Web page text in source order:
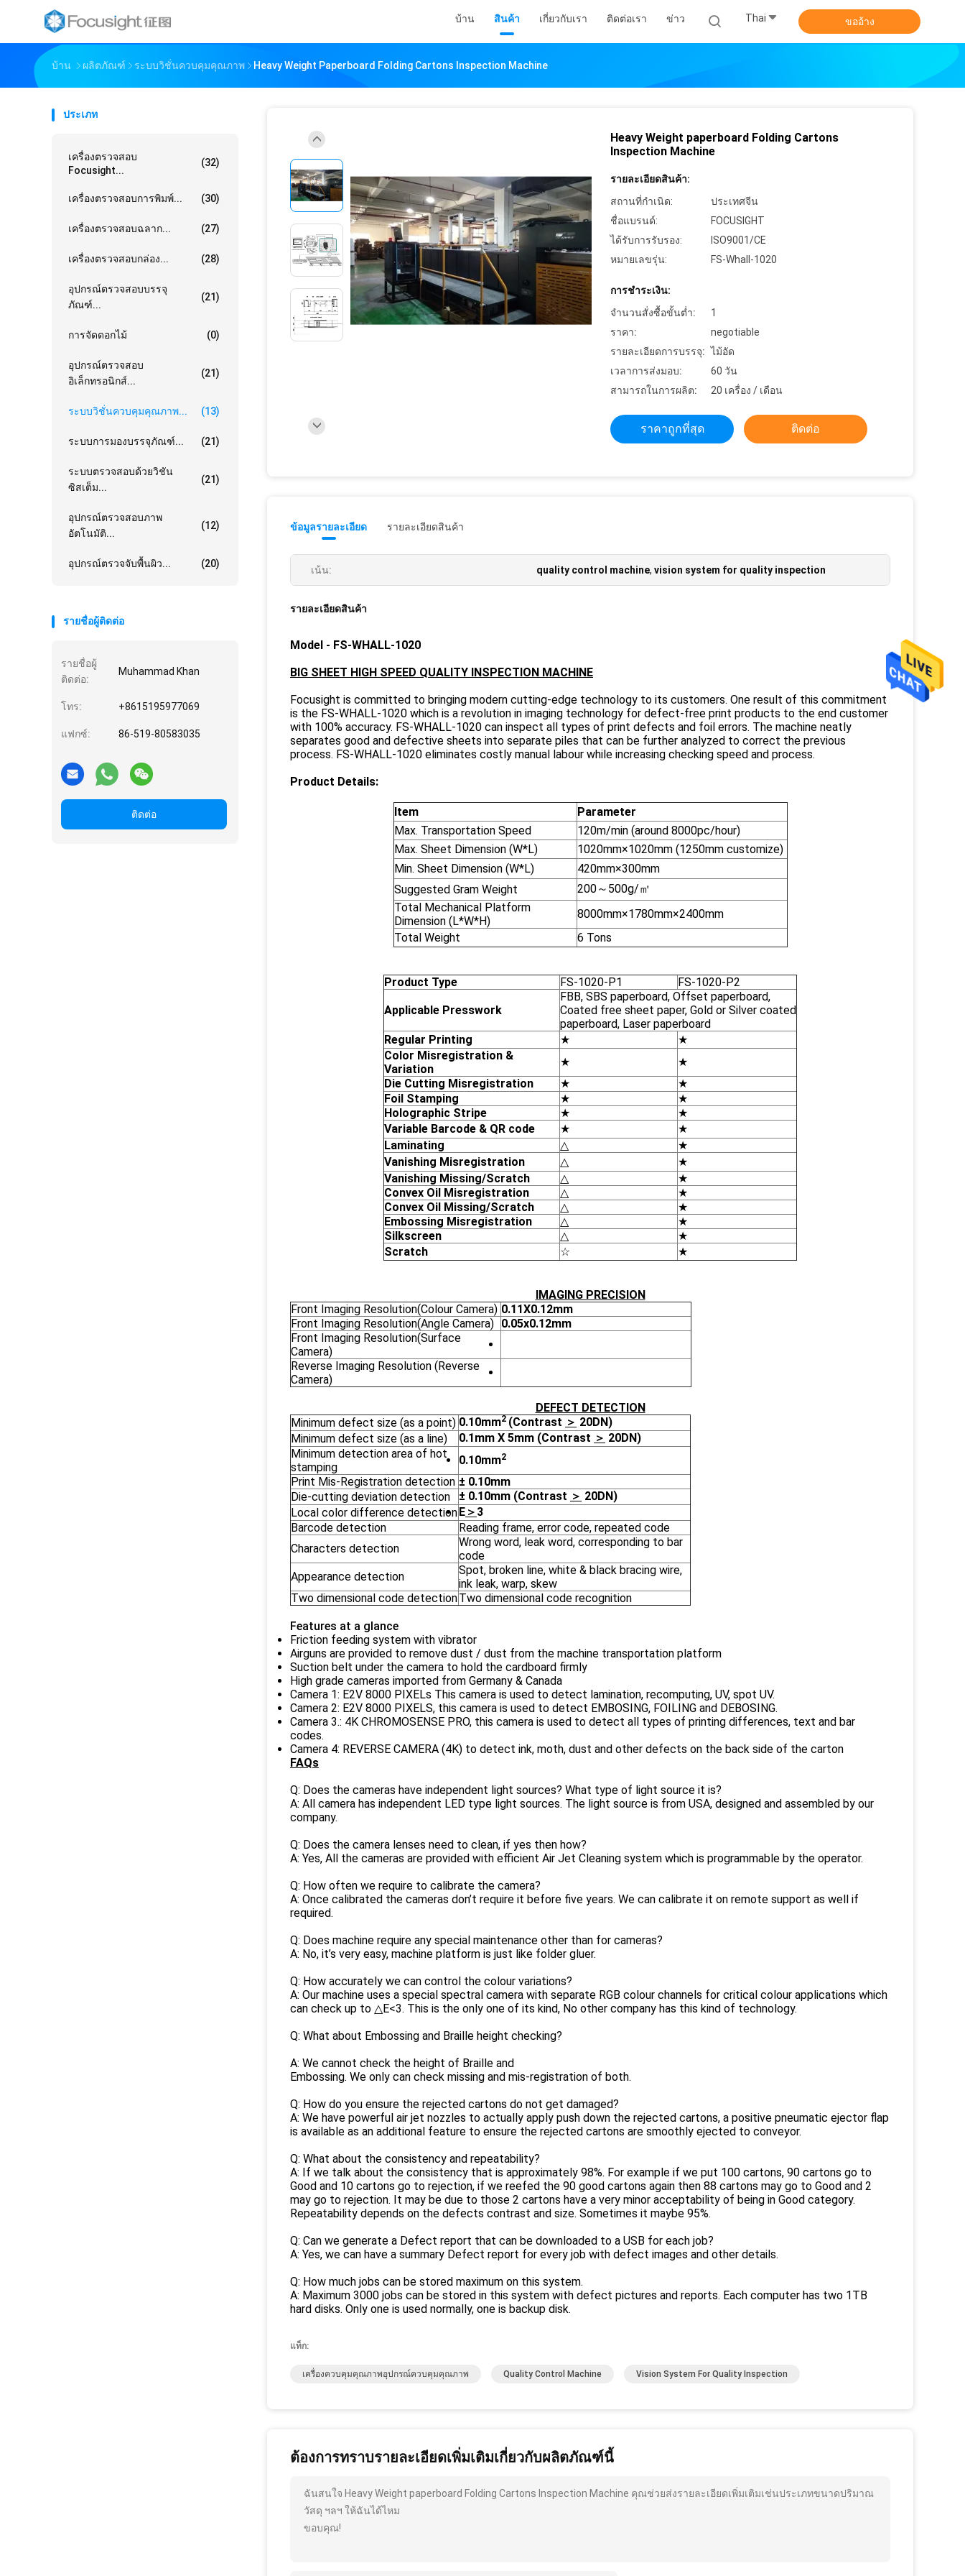
บ้าน สินค้า เกี่ยวกับเรา ติดต่อเรา ข่าว Thai ขออ้าง
บ้าน ผลิตภัณฑ์ ระบบวิชั่นควบคุมคุณภาพ Heavy Weight Paperboard Folding Cartons Inspection Machine
ประเภท
เครื่องตรวจสอบ
Focusight...
(32)
เครื่องตรวจสอบการพิมพ์... (30)
เครื่องตรวจสอบฉลาก... (27)
เครื่องตรวจสอบกล่อง... (28)
อุปกรณ์ตรวจสอบบรรจุ
ภัณฑ์...
(21)
การจัดดอกไม้ (0)
อุปกรณ์ตรวจสอบ
อิเล็กทรอนิกส์...
(21)
ระบบวิชั่นควบคุมคุณภาพ... (13)
ระบบการมองบรรจุภัณฑ์... (21)
ระบบตรวจสอบด้วยวิชัน
ซิสเต็ม...
(21)
อุปกรณ์ตรวจสอบภาพ
อัตโนมัติ...
(12)
อุปกรณ์ตรวจจับพื้นผิว... (20)
รายชื่อผู้ติดต่อ
รายชื่อผู้
ติดต่อ:
Muhammad Khan
โทร: +8615195977069
แฟกซ์: 86-519-80583035
ติดต่อ
Heavy Weight paperboard Folding Cartons
Inspection Machine
รายละเอียดสินค้า:
สถานที่กำเนิด:
ประเทศจีน
ชื่อแบรนด์:
FOCUSIGHT
ได้รับการรับรอง:
ISO9001/CE
หมายเลขรุ่น:
FS-Whall-1020
การชำระเงิน:
จำนวนสั่งซื้อขั้นต่ำ:
1
ราคา:
negotiable
รายละเอียดการบรรจุ: ไม้อัด
เวลาการส่งมอบ:
60 วัน
สามารถในการผลิต:
20 เครื่อง / เดือน
ราคาถูกที่สุด ติดต่อ
ข้อมูลรายละเอียด รายละเอียดสินค้า
เน้น: quality control machine, vision system for quality inspection
รายละเอียดสินค้า
Model - FS-WHALL-1020
BIG SHEET HIGH SPEED QUALITY INSPECTION MACHINE
Focusight is committed to bringing modern cutting-edge technology to its customers. One result of this commitment
is the FS-WHALL-1020 which is a revolution in imaging technology for defect-free print products to the end customer
with 100% accuracy. FS-WHALL-1020 can inspect all types of print defects and foil errors. The machine neatly
separates good and defective sheets into separate piles that can be further analyzed to correct the previous
process. FS-WHALL-1020 eliminates costly manual labour while increasing checking speed and process.
Product Details:
Item
Parameter
Max. Transportation Speed
120m/min (around 8000pc/hour)
Max. Sheet Dimension (W*L)
1020mm×1020mm (1250mm customize)
Min. Sheet Dimension (W*L)
420mm×300mm
Suggested Gram Weight
200～500g/㎡
Total Mechanical Platform
Dimension (L*W*H)
8000mm×1780mm×2400mm
Total Weight
6 Tons
Product Type FS-1020-P1 FS-1020-P2
Applicable Presswork
FBB, SBS paperboard, Offset paperboard,
Coated free sheet paper, Gold or Silver coated
paperboard, Laser paperboard
Regular Printing
★
★
Color Misregistration &
Variation
★
★
Die Cutting Misregistration
★
★
Foil Stamping
★
★
Holographic Stripe
★
★
Variable Barcode & QR code
★
★
Laminating
△
★
Vanishing Misregistration
△
★
Vanishing Missing/Scratch
△
★
Convex Oil Misregistration
△
★
Convex Oil Missing/Scratch
△
★
Embossing Misregistration △
★
Silkscreen
△
★
Scratch
☆ ★
IMAGING PRECISION
Front Imaging Resolution(Colour Camera) 0.11X0.12mm
Front Imaging Resolution(Angle Camera) 0.05x0.12mm
Front Imaging Resolution(Surface
Camera)
Reverse Imaging Resolution (Reverse
Camera)
DEFECT DETECTION
Minimum defect size (as a point) 0.10mm2 (Contrast ＞ 20DN)
Minimum defect size (as a line)
0.1mm X 5mm (Contrast ＞ 20DN)
Minimum detection area of hot
stamping
0.10mm2
Print Mis-Registration detection ± 0.10mm
Die-cutting deviation detection
± 0.10mm (Contrast ＞ 20DN)
Local color difference detectionE ＞ 3
Barcode detection
Reading frame, error code, repeated code
Characters detection
Wrong word, leak word, corresponding to bar
code
Appearance detection
Spot, broken line, white & black bracing wire,
ink leak, warp, skew
Two dimensional code detectionTwo dimensional code recognition
Features at a glance
Friction feeding system with vibrator
Airguns are provided to remove dust / dust from the machine transportation platform
Suction belt under the camera to hold the cardboard firmly
High grade cameras imported from Germany & Canada
Camera 1: E2V 8000 PIXELs This camera is used to detect lamination, recomputing, UV, spot UV.
Camera 2: E2V 8000 PIXELS, this camera is used to detect EMBOSING, FOILING and DEBOSING.
Camera 3.: 4K CHROMOSENSE PRO, this camera is used to detect all types of printing differences, text and bar
codes.
Camera 4: REVERSE CAMERA (4K) to detect ink, moth, dust and other defects on the back side of the carton
FAQs
Q: Does the cameras have independent light sources? What type of light source it is?
A: All camera has independent LED type light sources. The light source is from USA, designed and assembled by our
company.
Q: Does the camera lenses need to clean, if yes then how?
A: Yes, All the cameras are provided with efficient Air Jet Cleaning system which is programmable by the operator.
Q: How often we require to calibrate the camera?
A: Once calibrated the cameras don’t require it before five years. We can calibrate it on remote support as well if
required.
Q: Does machine require any special maintenance other than for cameras?
A: No, it’s very easy, machine platform is just like folder gluer.
Q: How accurately we can control the colour variations?
A: Our machine uses a special spectral camera with separate RGB colour channels for critical colour applications which
can check up to △E<3. This is the only one of its kind, No other company has this kind of technology.
Q: What about Embossing and Braille height checking?
A: We cannot check the height of Braille and
Embossing. We only can check missing and mis-registration of both.
Q: How do you ensure the rejected cartons do not get damaged?
A: We have powerful air jet nozzles to actually apply push down the rejected cartons, a positive pneumatic ejector flap
is available as an additional feature to ensure the rejected cartons are smoothly ejected to conveyor.
Q: What about the consistency and repeatability?
A: If we talk about the consistency that is approximately 98%. For example if we put 100 cartons, 90 cartons go to
Good and 10 cartons go to rejection, if we reefed the 90 good cartons again then 88 cartons may go to Good and 2
may go to rejection. It may be due to those 2 cartons have a very minor acceptability of being in Good category.
Repeatability depends on the defects contrast and size. Sometimes it maybe 95%.
Q: Can we generate a Defect report that can be downloaded to a USB for each job?
A: Yes, we can have a summary Defect report for every job with defect images and other details.
Q: How much jobs can be stored maximum on this system.
A: Maximum 3000 jobs can be stored in this system with defect pictures and reports. Each computer has two 1TB
hard disks. Only one is used normally, one is backup disk.
แท็ก:
เครื่องควบคุมคุณภาพอุปกรณ์ควบคุมคุณภาพ Quality Control Machine Vision System For Quality Inspection
ต้องการทราบรายละเอียดเพิ่มเติมเกี่ยวกับผลิตภัณฑ์นี้
ฉันสนใจ Heavy Weight paperboard Folding Cartons Inspection Machine คุณช่วยส่งรายละเอียดเพิ่มเติมเช่นประเภทขนาดปริมาณ
วัสดุ ฯลฯ ให้ฉันได้ไหม
ขอบคุณ!